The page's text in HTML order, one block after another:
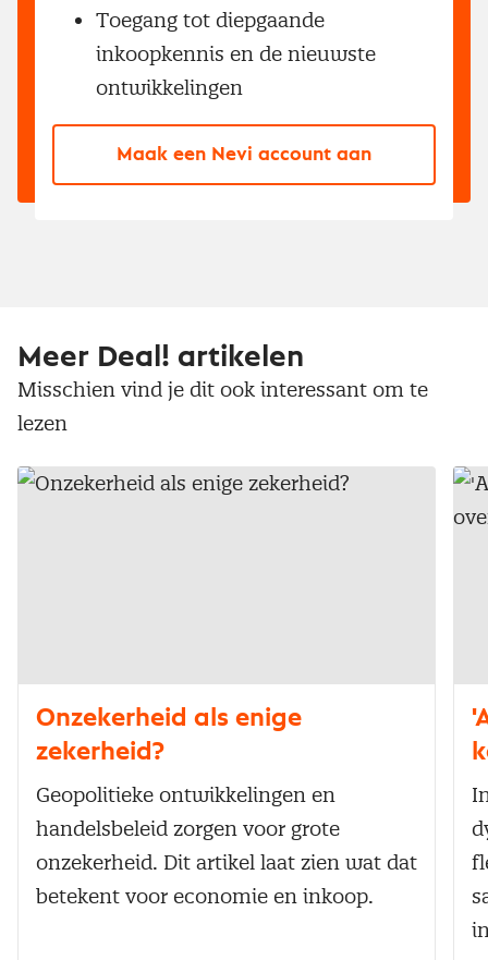
Toegang tot diepgaande
inkoopkennis en de nieuwste
ontwikkelingen
Maak een Nevi account aan
Meer Deal! artikelen
Misschien vind je dit ook interessant om te
lezen
Onzekerheid als enige
zekerheid?
Geopolitieke ontwikkelingen en
handelsbeleid zorgen voor grote
onzekerheid. Dit artikel laat zien wat dat
betekent voor economie en inkoop.